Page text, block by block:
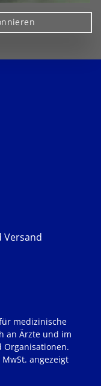
Versand
medizinische
an Ärzte und im
Organisationen.
angezeigt